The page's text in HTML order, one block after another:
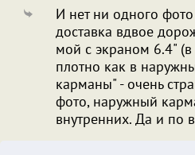
И нет ни одного
доставка вдвое
мой с экраном 6.4" (в
плотно как в
карманы" - очень
фото, наружный
внутренних. Да и по